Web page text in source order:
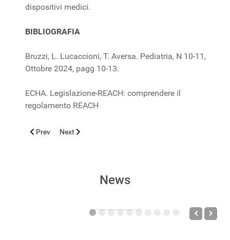
dispositivi medici.
BIBLIOGRAFIA
Bruzzi, L. Lucaccioni, T. Aversa. Pediatria, N 10-11,
Ottobre 2024, pagg 10-13.
ECHA. Legislazione-REACH: comprendere il
regolamento REACH
Previous article: ENCEFALOPATIA ASSOCIATA A
Prev Next article: CHIRURGIA PEDIATRICA
Next
News